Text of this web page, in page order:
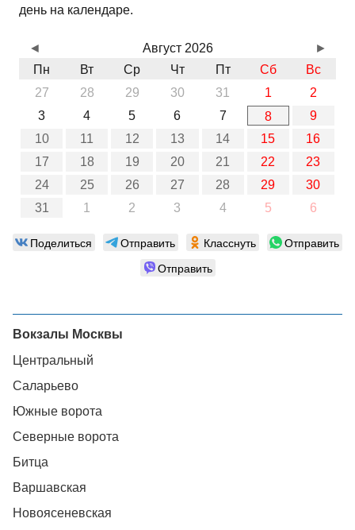
день на календаре.
Август 2026
Пн
Вт Ср Чт Пт Сб
Вс
27
28 29 30 31 1
2
3
4 5 6 7 8
9
10
11 12 13 14 15
16
17
18 19 20 21 22
23
24
25 26 27 28 29
30
31
1 2 3 4 5 6
◄ ►
Поделиться Отправить Класснуть
Отправить
Отправить
Вокзалы Москвы
Центральный
Саларьево
Южные ворота
Северные ворота
Битца
Варшавская
Новоясеневская